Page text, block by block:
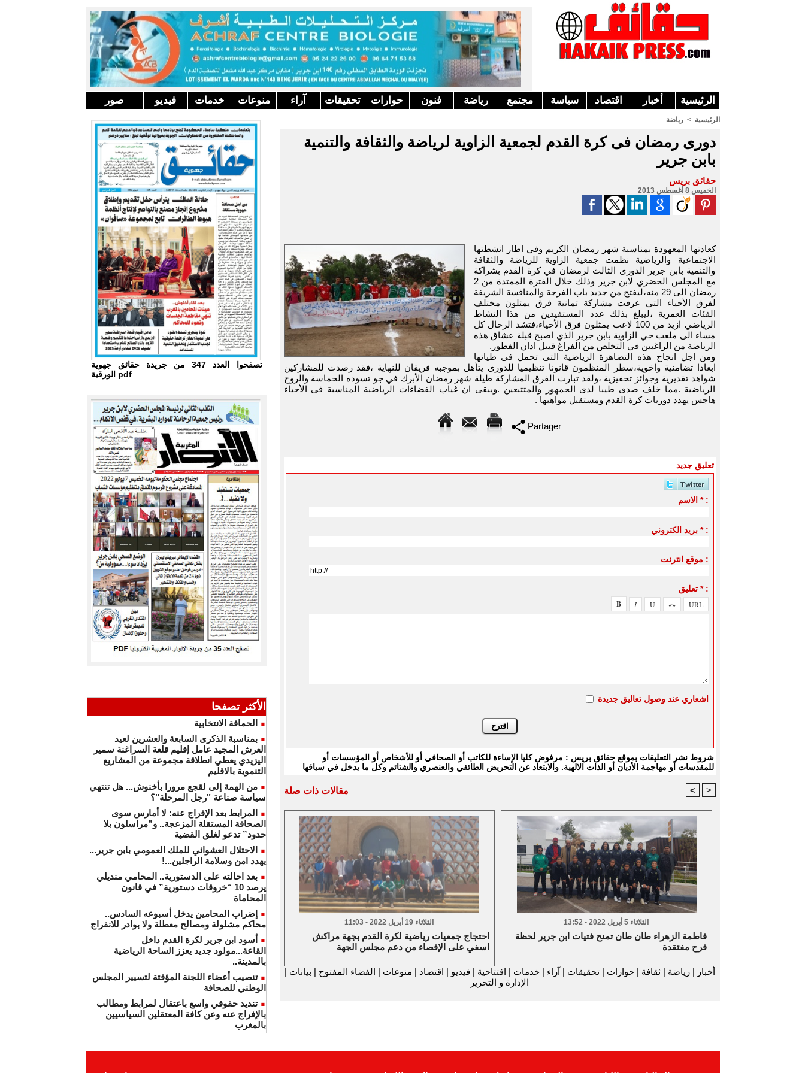
الرئيسية أخبار اقتصاد سياسة مجتمع رياضة فنون حوارات تحقيقات آراء منوعات خدمات فيديو صور
تصفحوا العدد 347 من جريدة حقائق جهوية
الورقية pdf
الأكثر تصفحا
الحماقة الانتخابية
بمناسبة الذكرى السابعة والعشرين لعيد
العرش المجيد عامل إقليم قلعة السراغنة سمير
اليزيدي يعطي انطلاقة مجموعة من المشاريع
التنموية بالاقليم
من الهمة إلى لقجع مرورا بأخنوش... هل تنتهي
سياسة صناعة "رجل المرحلة"؟
المرابط بعد الإفراج عنه: لا أمارس سوى
الصحافة المستقلة المزعجة.. و”مراسلون بلا
حدود” تدعو لغلق القضية
الاحتلال العشوائي للملك العمومي بابن جرير...
يهدد امن وسلامة الراجلين...!
بعد احالته على الدستورية.. المحامي منديلي
يرصد 10 “خروقات دستورية” في قانون
المحاماة
إضراب المحامين يدخل أسبوعه السادس..
محاكم مشلولة ومصالح معطلة ولا بوادر للانفراج
أسود ابن جرير لكرة القدم داخل
القاعة...مولود جديد يعزز الساحة الرياضية
بالمدينة..
تنصيب أعضاء اللجنة المؤقتة لتسيير المجلس
الوطني للصحافة
تنديد حقوقي واسع باعتقال لمرابط ومطالب
بالإفراج عنه وعن كافة المعتقلين السياسيين
بالمغرب
الرئيسية > رياضة
دورى رمضان فى كرة القدم لجمعية الزاوية لرياضة والثقافة والتنمية
بابن جرير
حقائق بريس
الخميس 8 أغسطس 2013
كعادتها المعهودة بمناسبة شهر رمضان الكريم وفي اطار انشطتها
الاجتماعية والرياضية نظمت جمعية الزاوية للرياضة والثقافة
والتنمية بابن جرير الدورى الثالث لرمضان في كرة القدم بشراكة
مع المجلس الحضري لابن جرير وذلك خلال الفترة الممتدة من 2
رمضان الى 29 منه،ليفتح من جديد باب الفرجة والمنافسة الشريفة
لفرق الأحياء التي عرفت مشاركة ثمانية فرق يمثلون مختلف
الفئات العمرية ،ليبلغ بذلك عدد المستفيدين من هذا النشاط
الرياضي ازيد من 100 لاعب يمثلون فرق الأحياء،فتشد الرحال كل
مساء الى ملعب حي الزاوية بابن جرير الذي اصبح قبلة عشاق هذه
الرياضة من الراغبين في التخلص من الفراغ قبيل ادان الفطور.
ومن اجل انجاح هذه التضاهرة الرياضية التى تحمل فى طياتها
ابعادا تضامنية واخوية،سطر المنظمون قانونا تنظيميا للدورى يتأهل بموجبه فريقان للنهاية ،فقد رصدت للمشاركين
شواهد تقديرية وجوائز تحفيزية ،ولقد تبارت الفرق المشاركة طيلة شهر رمضان الأبرك في جو تسوده الحماسة والروح
الرياضية .مما خلف صدى طيبا لدى الجمهور والمتتبعين .ويبقى ان غياب الفضاءات الرياضبة المناسبة فى الأحياء
هاجس يهدد دوريات كرة القدم ومستقبل مواهبها .
Partager
تعليق جديد
الاسم * :
بريد الكتروني * :
موقع انترنت :
تعليق * :
اشعاري عند وصول تعاليق جديدة
شروط نشر التعليقات بموقع حقائق بريس : مرفوض كليا الإساءة للكاتب أو الصحافي أو للأشخاص أو المؤسسات أو
للمقدسات أو مهاجمة الأديان أو الذات الالهية. والابتعاد عن التحريض الطائفي والعنصري والشتائم وكل ما يدخل في سياقها
مقالات ذات صلة < >
الثلاثاء 19 أبريل 2022 - 11:03
احتجاج جمعيات رياضية لكرة القدم بجهة مراكش
اسفي على الإقصاء من دعم مجلس الجهة
الثلاثاء 5 أبريل 2022 - 13:52
فاطمة الزهراء طان طان تمنح فتيات ابن جرير لحظة
فرح مفتقدة
أخبار |رياضة |ثقافة |حوارات |تحقيقات | آراء |خدمات | افتتاحية | فيديو | اقتصاد | منوعات | الفضاء المفتوح | بيانات |
الإدارة و التحرير